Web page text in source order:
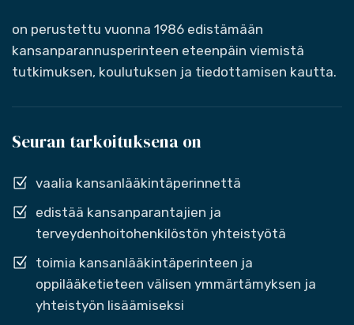
on perustettu vuonna 1986 edistämään
kansanparannusperinteen eteenpäin viemistä
tutkimuksen, koulutuksen ja tiedottamisen kautta.
Seuran tarkoituksena on
vaalia kansanlääkintäperinnettä
edistää kansanparantajien ja
terveydenhoitohenkilöstön yhteistyötä
toimia kansanlääkintäperinteen ja
oppilääketieteen välisen ymmärtämyksen ja
yhteistyön lisäämiseksi